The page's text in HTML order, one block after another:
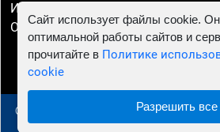
ИП Смирнов Георгий Павлович.
ОГРНИП 324470400032610
© 2010 - 2026 Чип тюнинг в
Сайт использует файлы cookie.
оптимальной работы сайтов и
прочитайте в Политике
cookie
Разрешить все